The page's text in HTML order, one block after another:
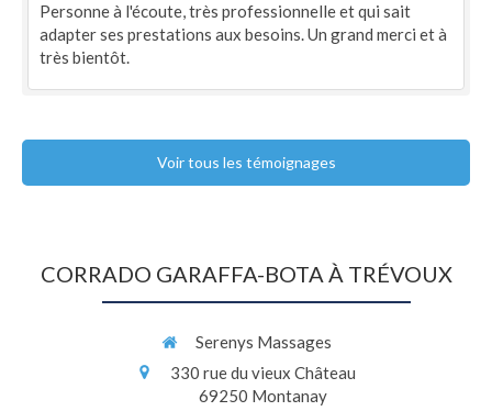
Personne à l'écoute, très professionnelle et qui sait
adapter ses prestations aux besoins. Un grand merci et à
très bientôt.
Voir tous les témoignages
CORRADO GARAFFA-BOTA À TRÉVOUX
Serenys Massages
330 rue du vieux Château
69250 Montanay